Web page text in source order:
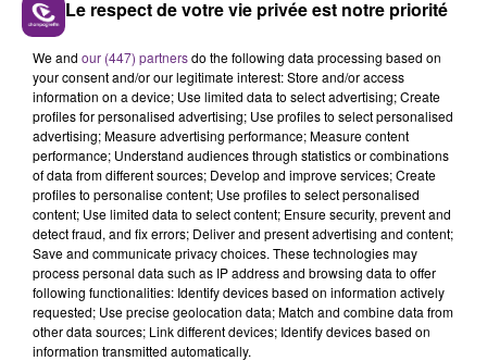
justifiée par la sécheresse intense qui est toujours
présente.
LE MAGASIN JOUÉCLUB DE REIMS FERME
SES PORTES
C'était l'une des institutions du centre-ville
rémois. Le magasin JouéClub est contraint de
fermer ses portes.
TITRES DIFFUSÉS
Le respect de votre vie privée est notre priorité
We and our (447) partnersdo the following data processing based on
your consent and/or our legitimate interest: Store and/or access
information on a device; Use limited data to select advertising; Create
profiles for personalised advertising; Use profiles to select personalised
advertising; Measure advertising performance; Measure content
performance; Understand audiences through statistics or combinations
of data from different sources; Develop and improve services; Create
profiles to personalise content; Use profiles to select personalised
content; Use limited data to select content; Ensure security, prevent and
detect fraud, and fix errors; Deliver and present advertising and content;
Save and communicate privacy choices. These technologies may
process personal data such as IP address and browsing data to offer
following functionalities: Identify devices based on information actively
requested; Use precise geolocation data; Match and combine data from
other data sources; Link different devices; Identify devices based on
information transmitted automatically.